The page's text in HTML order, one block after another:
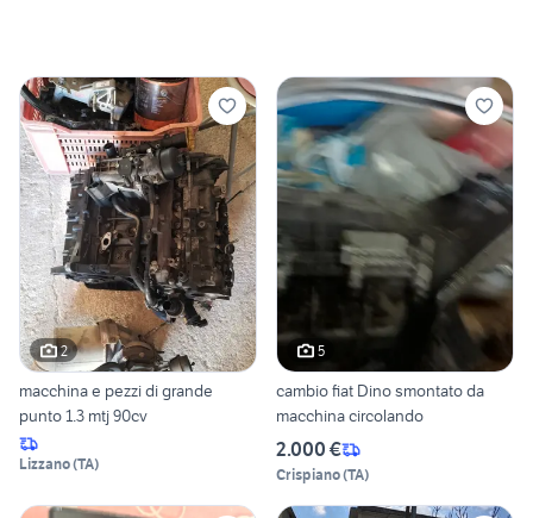
2
macchina e pezzi di grande
punto 1.3 mtj 90cv
Lizzano(TA)
5
cambio fiat Dino smontato da
macchina circolando
2.000 €
Crispiano(TA)